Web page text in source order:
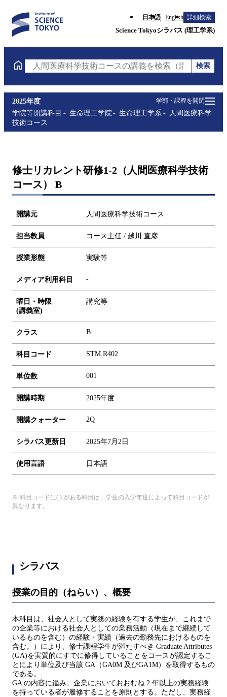
日本語 English 詳細検索
Science Tokyoシラバス (理工学系)
人間医療科学技術コースの講義を検索（講義名・科
検索
学部・課程を開閉
2025年度
学院等開講科目
生命理工学院 生命理工学系
人間医療科学
技術コース
修士リカレント研修1-2（人間医療科学技術
コース） B
開講元 人間医療科学技術コース
担当教員 コース主任 / 越川 直彦
授業形態 実験等
メディア利用科目 -
曜日・時限
(講義室)
講究等
クラス B
科目コード STM.R402
単位数 001
開講時期 2025年度
開講クォーター 2Q
シラバス更新日 2025年7月2日
使用言語 日本語
※ 科目コードに( ) がある科目は、学生の入学年度によって科目コードが
異なります。
シラバス
授業の目的（ねらい）、概要
本科目は、社会人として実務の経験を有する学生が、これまで
の企業等における社会人としての業務活動（現在まで継続して
いるものを含む）の経験・実績（過去の勤務先におけるものを
含む。）により、修士課程学生が満たすべき Graduate Attributes
(GA)を実質的にすでに修得していることをコースが認定するこ
とにより単位及び当該 GA（GA0M 及びGA1M）を取得するもの
である。
GA の内容に鑑み、企業においておおむね 2 年以上の実務経験
を持っている者が履修することを原則とする。ただし、実務経